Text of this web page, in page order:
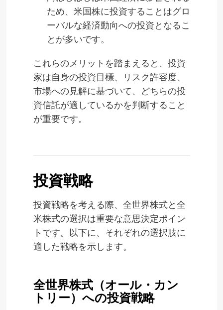
ため、米国株に投資することはグロ
ーバルな経済動向への投資となるこ
とが多いです。
これらのメリットを踏まえると、投資
家は自身の投資目標、リスク許容度、
市場への見解に基づいて、どちらの投
資信託が適しているかを判断すること
が重要です。
投資戦略
投資戦略を考える際、全世界株式と全
米株式の選択は重要な意思決定ポイン
トです。以下に、それぞれの選択肢に
適した戦略を示します。
全世界株式（オール・カン
トリー）への投資戦略